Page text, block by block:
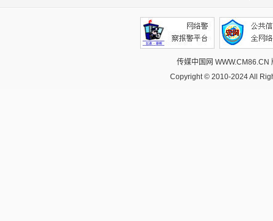
传媒中国网
Copyright © 2010-2024 All